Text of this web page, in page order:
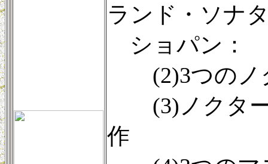
ランド・ソナ
ショパン：
(2)3つのノ
(3)ノクター
作